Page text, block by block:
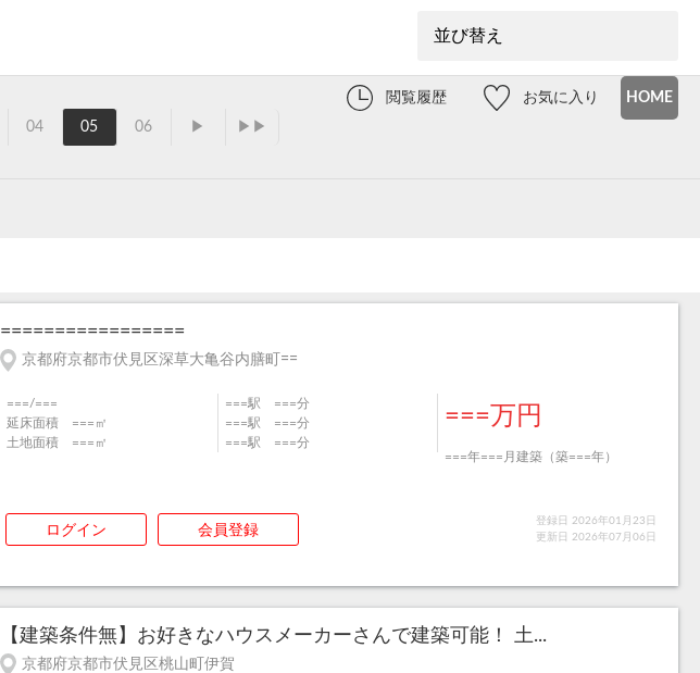
HOME
お気に入り
閲覧履歴
04 05 06 ▶ ▶▶
=================
京都府京都市伏見区深草大亀谷内膳町==
===/===
延床面積 ===㎡
土地面積 ===㎡
===駅 ===分
===駅 ===分
===駅 ===分
===万円
===年===月建築（築===年）
ログイン 会員登録
登録日 2026年01月23日
更新日 2026年07月06日
【建築条件無】お好きなハウスメーカーさんで建築可能！ 土...
京都府京都市伏見区桃山町伊賀